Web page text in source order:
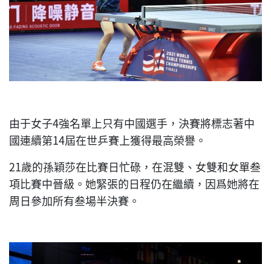
由于女子4強名單上只有中國選手，決賽將標志著中
國連續第14屆在世乒賽上獲得最高榮譽。
21歲的孫穎莎在比賽日忙碌，在混雙、女雙和女單叁
項比賽中晉級。她緊張的日程仍在繼續，因爲她將在
周日參加所有叁場半決賽。